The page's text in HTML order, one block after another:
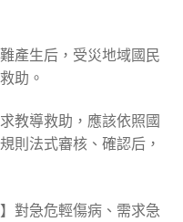
產生后，受災地域國民
助。
教導救助，應該依照國
則法式審核、確認后，
對急危輕傷病、需求急